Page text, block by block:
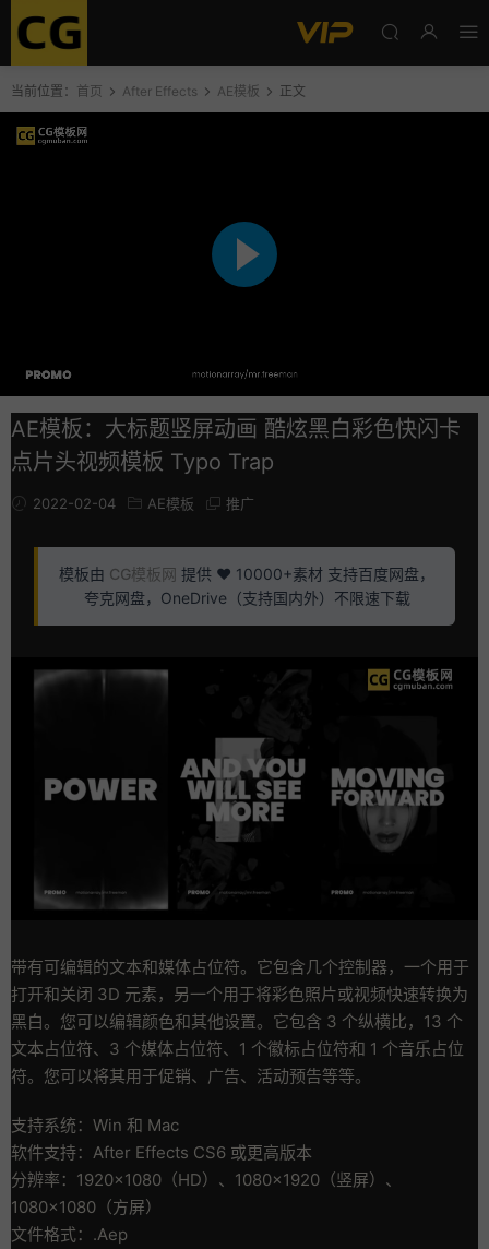
当前位置： 首页 After Effects AE模板 正文
AE模板：大标题竖屏动画 酷炫黑白彩色快闪卡
点片头视频模板 Typo Trap
2022-02-04 AE模板 推广
模板由 CG模板网 提供 ❤️ 10000+素材 支持百度网盘，
夸克网盘，OneDrive（支持国内外）不限速下载
带有可编辑的文本和媒体占位符。它包含几个控制器，一个用于
打开和关闭 3D 元素，另一个用于将彩色照片或视频快速转换为
黑白。您可以编辑颜色和其他设置。它包含 3 个纵横比，13 个
文本占位符、3 个媒体占位符、1 个徽标占位符和 1 个音乐占位
符。您可以将其用于促销、广告、活动预告等等。
支持系统：Win 和 Mac
软件支持：After Effects CS6 或更高版本
分辨率：1920×1080（HD）、1080×1920（竖屏）、
1080×1080（方屏）
文件格式：.Aep